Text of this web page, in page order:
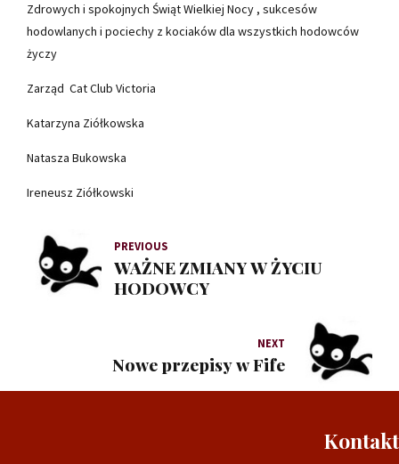
Zdrowych i spokojnych Świąt Wielkiej Nocy , sukcesów
hodowlanych i pociechy z kociaków dla wszystkich hodowców
życzy
Zarząd Cat Club Victoria
Katarzyna Ziółkowska
Natasza Bukowska
Ireneusz Ziółkowski
PREVIOUS
WAŻNE ZMIANY W ŻYCIU
HODOWCY
NEXT
Nowe przepisy w Fife
Kontakt